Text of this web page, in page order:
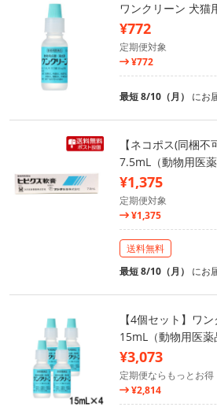
ワンクリーン 犬猫
¥772
定期便対象
¥772
最短 8/10（月） にお
【ネコポス(同梱
7.5mL（動物用医薬
¥1,375
定期便対象
¥1,375
送料無料
最短 8/10（月） にお
【4個セット】ワ
15mL（動物用医薬
¥3,073
定期便ならもっとお得
¥2,814